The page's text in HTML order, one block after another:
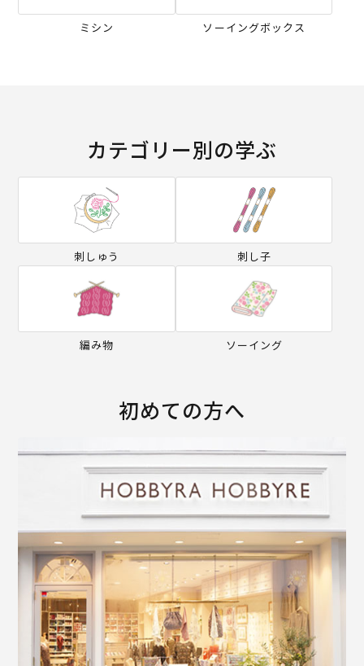
ミシン ソーイングボックス
カテゴリー別の学ぶ
刺しゅう 刺し子
編み物 ソーイング
初めての方へ